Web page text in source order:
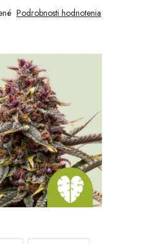
údajov
Obchodné podmienky
zmluvy
Podrobnosti hodnotenia